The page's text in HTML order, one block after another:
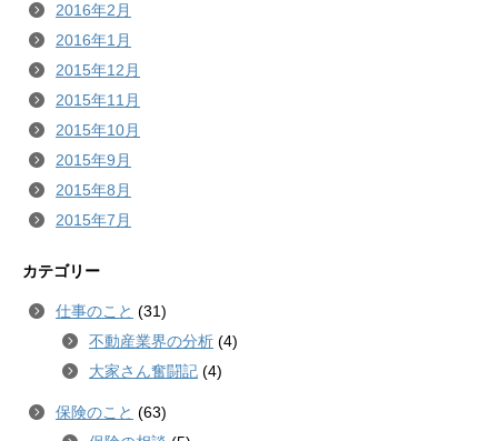
2016年2月
2016年1月
2015年12月
2015年11月
2015年10月
2015年9月
2015年8月
2015年7月
カテゴリー
仕事のこと (31)
不動産業界の分析 (4)
大家さん奮闘記 (4)
保険のこと (63)